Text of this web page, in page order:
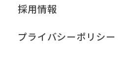
採用情報
プライバシーポリシー